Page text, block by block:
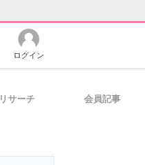
ログイン
リサーチ 会員記事